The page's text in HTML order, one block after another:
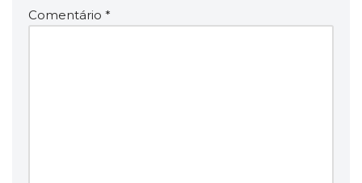
Comentário *